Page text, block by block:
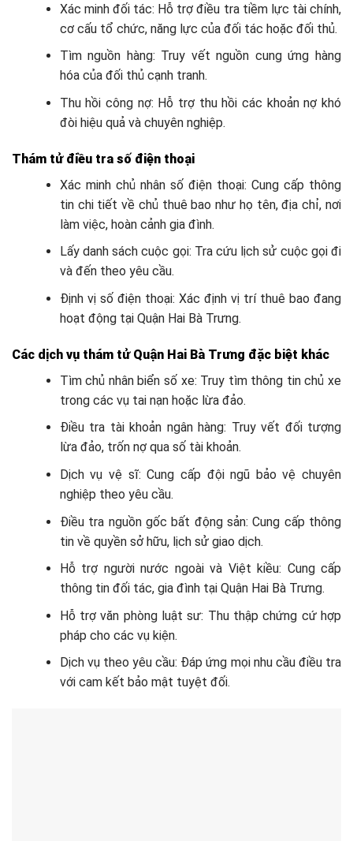
Xác minh đối tác: Hỗ trợ điều tra tiềm lực tài chính,
cơ cấu tổ chức, năng lực của đối tác hoặc đối thủ.
Tìm nguồn hàng: Truy vết nguồn cung ứng hàng
hóa của đối thủ cạnh tranh.
Thu hồi công nợ: Hỗ trợ thu hồi các khoản nợ khó
đòi hiệu quả và chuyên nghiệp.
Thám tử điều tra số điện thoại
Xác minh chủ nhân số điện thoại: Cung cấp thông
tin chi tiết về chủ thuê bao như họ tên, địa chỉ, nơi
làm việc, hoàn cảnh gia đình.
Lấy danh sách cuộc gọi: Tra cứu lịch sử cuộc gọi đi
và đến theo yêu cầu.
Định vị số điện thoại: Xác định vị trí thuê bao đang
hoạt động tại Quận Hai Bà Trưng.
Các dịch vụ thám tử Quận Hai Bà Trưng đặc biệt khác
Tìm chủ nhân biển số xe: Truy tìm thông tin chủ xe
trong các vụ tai nạn hoặc lừa đảo.
Điều tra tài khoản ngân hàng: Truy vết đối tượng
lừa đảo, trốn nợ qua số tài khoản.
Dịch vụ vệ sĩ: Cung cấp đội ngũ bảo vệ chuyên
nghiệp theo yêu cầu.
Điều tra nguồn gốc bất động sản: Cung cấp thông
tin về quyền sở hữu, lịch sử giao dịch.
Hỗ trợ người nước ngoài và Việt kiều: Cung cấp
thông tin đối tác, gia đình tại Quận Hai Bà Trưng.
Hỗ trợ văn phòng luật sư: Thu thập chứng cứ hợp
pháp cho các vụ kiện.
Dịch vụ theo yêu cầu: Đáp ứng mọi nhu cầu điều tra
với cam kết bảo mật tuyệt đối.